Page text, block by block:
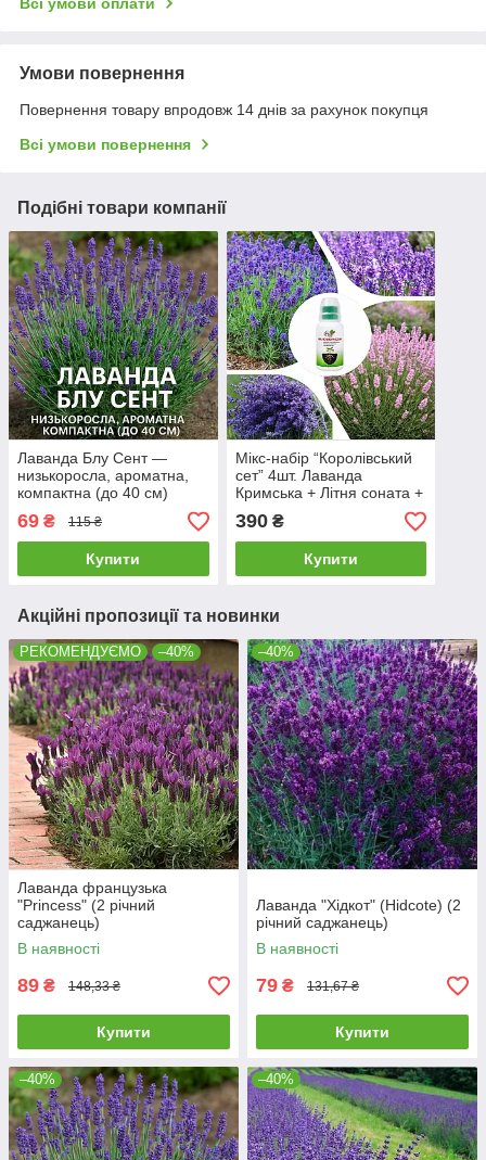
Умови повернення
Повернення товару впродовж 14 днів за рахунок покупця
Всі умови повернення
Подібні товари компанії
Лаванда Блу Сент —
низькоросла, ароматна,
компактна (до 40 см)
69 ₴ 115 ₴
Купити
Мікс-набір “Королівський
сет” 4шт. Лаванда
Кримська + Літня соната +
Синій аромат + Рожева
елегантність + Нано
Корневін 100мл
390₴
Купити
Акційні пропозиції та новинки
РЕКОМЕНДУЄМО –40%
Лаванда французька
"Princess" (2 річний
саджанець)
В наявності
89 ₴ 148,33 ₴
Купити
–40%
Лаванда "Хідкот" (Hidcote) (2
річний саджанець)
В наявності
79 ₴ 131,67 ₴
Купити
–40% –40%